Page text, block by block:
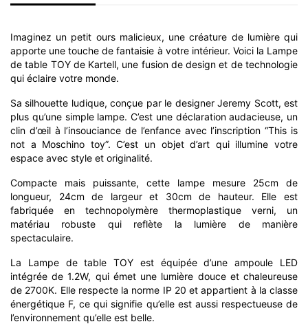
Imaginez un petit ours malicieux, une créature de lumière qui
apporte une touche de fantaisie à votre intérieur. Voici la Lampe
de table TOY de Kartell, une fusion de design et de technologie
qui éclaire votre monde.
Sa silhouette ludique, conçue par le designer Jeremy Scott, est
plus qu’une simple lampe. C’est une déclaration audacieuse, un
clin d’œil à l’insouciance de l’enfance avec l’inscription “This is
not a Moschino toy”. C’est un objet d’art qui illumine votre
espace avec style et originalité.
Compacte mais puissante, cette lampe mesure 25cm de
longueur, 24cm de largeur et 30cm de hauteur. Elle est
fabriquée en technopolymère thermoplastique verni, un
matériau robuste qui reflète la lumière de manière
spectaculaire.
La Lampe de table TOY est équipée d’une ampoule LED
intégrée de 1.2W, qui émet une lumière douce et chaleureuse
de 2700K. Elle respecte la norme IP 20 et appartient à la classe
énergétique F, ce qui signifie qu’elle est aussi respectueuse de
l’environnement qu’elle est belle.